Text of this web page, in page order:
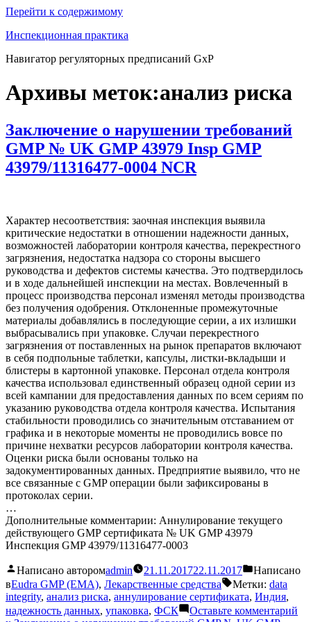
Перейти к содержимому
Инспекционная практика
Навигатор регуляторных предписаний GxP
Архивы меток:анализ риска
Заключение о нарушении требований
GMP № UK GMP 43979 Insp GMP
43979/11316477-0004 NCR
Характер несоответствия: заочная инспекция выявила
критические недостатки в отношении надежности данных,
возможностей лаборатории контроля качества, перекрестного
загрязнения, недостатка надзора со стороны высшего
руководства и дефектов системы качества. Это подтвердилось
и в ходе дальнейшей инспекции на местах. Вовлеченный в
процесс производства персонал изменял методы производства
без получения одобрения. Отклоненные промежуточные
материалы добавлялись в последующие серии, а их излишки
выбрасывались при упаковке. Случаи перекрестного
загрязнения от поставленных на рынок препаратов включают
в себя подпольные таблетки, капсулы, листки-вкладыши и
блистеры в картонной упаковке. Персонал отдела контроля
качества использовал единственный образец одной серии из
всей кампании для предоставления данных по всем сериям по
указанию руководства отдела контроля качества. Испытания
стабильности проводились со значительным отставанием от
графика и в некоторые моменты не проводились вовсе по
причине нехватки ресурсов лаборатории контроля качества.
Оценки риска были основаны только на
задокументированных данных. Предприятие выявило, что не
все связанные с GMP операции были зафиксированы в
протоколах серии.
…
Дополнительные комментарии: Аннулирование текущего
действующего GMP сертификата № UK GMP 43979
Инспекция GMP 43979/11316477-0003
Написано авторомadmin 21.11.201722.11.2017
Написано
вEudra GMP (EMA), Лекарственные средства Метки: data
integrity, анализ риска, аннулирование сертификата, Индия,
надежность данных, упаковка, ФСК
Оставьте комментарий